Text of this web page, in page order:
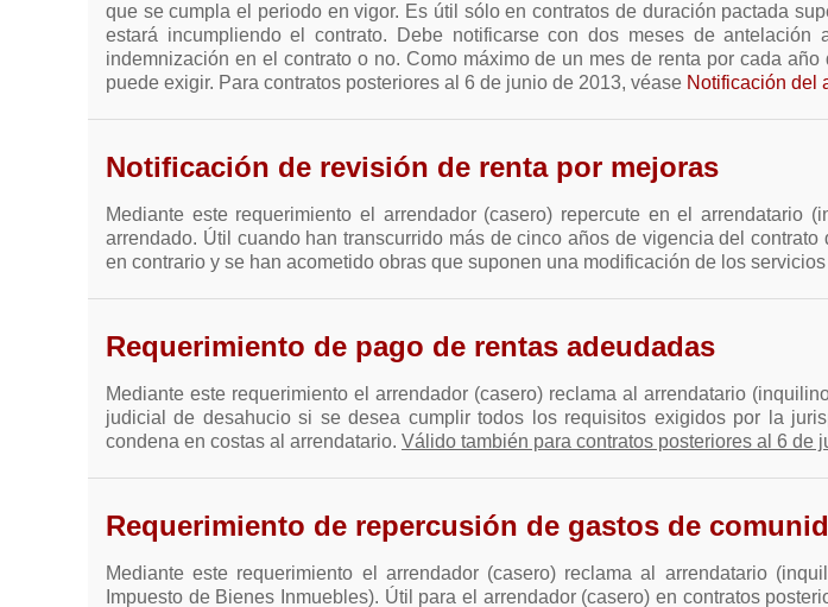
que se cumpla el periodo en vigor. Es útil sólo en contratos de duración pactada
estará incumpliendo el contrato. Debe notificarse con dos meses de
indemnización en el contrato o no. Como máximo de un mes de renta por cada
puede exigir. Para contratos posteriores al 6 de junio de 2013, véase Notificación del
Notificación de revisión de renta por mejoras
Mediante este requerimiento el arrendador (casero) repercute en el
arrendado. Útil cuando han transcurrido más de cinco años de vigencia del
en contrario y se han acometido obras que suponen una modificación de los
Requerimiento de pago de rentas adeudadas
Mediante este requerimiento el arrendador (casero) reclama al arrendatario
judicial de desahucio si se desea cumplir todos los requisitos exigidos por la
condena en costas al arrendatario. Válido también para contratos posteriores al 6 de
Requerimiento de repercusión de gastos de
Mediante este requerimiento el arrendador (casero) reclama al arrendatario
Impuesto de Bienes Inmuebles). Útil para el arrendador (casero) en contratos